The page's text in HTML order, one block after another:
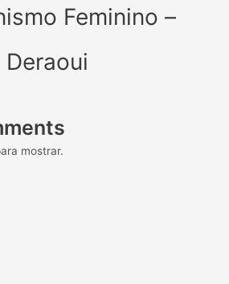
Feminino –
mostrar.